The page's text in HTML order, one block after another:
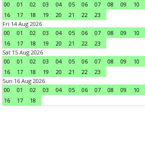
00
01 02 03 04 05 06 07 08 09 10
16
17 18 19 20 21 22
23
Fri 14 Aug 2026
00
01 02 03 04 05 06 07 08 09 10
16
17 18 19 20 21 22
23
Sat 15 Aug 2026
00
01 02 03 04 05 06 07 08 09 10
16
17 18 19 20 21 22
23
Sun 16 Aug 2026
00
01 02 03 04 05 06 07 08 09 10
16
17 18